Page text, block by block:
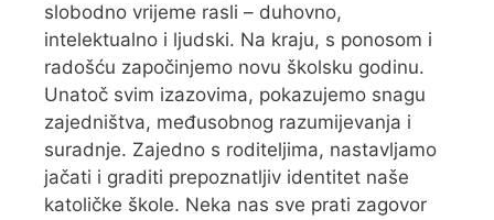
slobodno vrijeme rasli – duhovno,
intelektualno i ljudski. Na kraju, s ponosom i
radošću započinjemo novu školsku godinu.
Unatoč svim izazovima, pokazujemo snagu
zajedništva, međusobnog razumijevanja i
suradnje. Zajedno s roditeljima, nastavljamo
jačati i graditi prepoznatljiv identitet naše
katoličke škole. Neka nas sve prati zagovor